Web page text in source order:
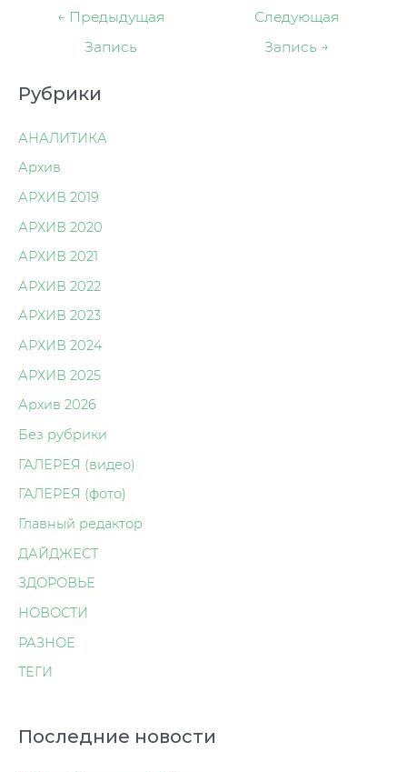
Навигация
← Предыдущая
Запись
Следующая
Запись →
Рубрики
АНАЛИТИКА
Архив
АРХИВ 2019
АРХИВ 2020
АРХИВ 2021
АРХИВ 2022
АРХИВ 2023
АРХИВ 2024
АРХИВ 2025
Архив 2026
Без рубрики
ГАЛЕРЕЯ (видео)
ГАЛЕРЕЯ (фото)
Главный редактор
ДАЙДЖЕСТ
ЗДОРОВЬЕ
НОВОСТИ
РАЗНОЕ
ТЕГИ
Последние новости